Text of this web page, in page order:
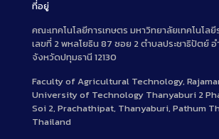
ที่อยู่
คณะเทคโนโลยีการเกษตร มหาวิทยาลัยเทคโนโล
เลขที่ 2 พหลโยธิน 87 ซอย 2 ตำบลประชาธิปัตย์
จังหวัดปทุมธานี 12130
Faculty of Agricultural Technology,
University of Technology Thanyaburi 2
Soi 2, Prachathipat, Thanyaburi, Pathum
Thailand